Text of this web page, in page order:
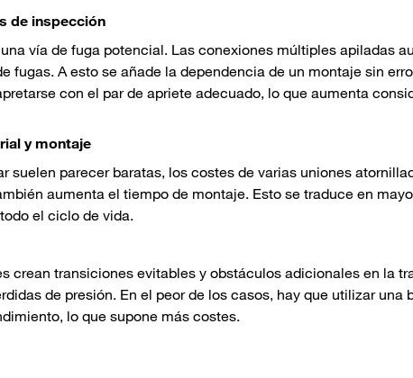
de inspección
vía de fuga potencial. Las conexiones múltiples apiladas
fugas. A esto se añade la dependencia de un montaje sin
con el par de apriete adecuado, lo que aumenta
y montaje
suelen parecer baratas, los costes de varias uniones
aumenta el tiempo de montaje. Esto se traduce en
el ciclo de vida.
crean transiciones evitables y obstáculos adicionales en la
de presión. En el peor de los casos, hay que utilizar una
lo que supone más costes.